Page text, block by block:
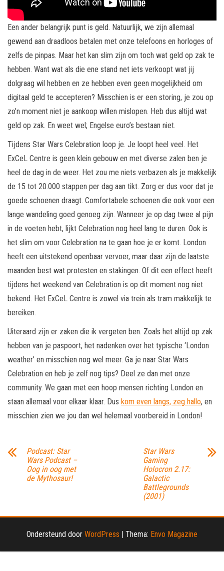
Een ander belangrijk punt is geld. Natuurlijk, we zijn allemaal
gewend aan draadloos betalen met onze telefoons en horloges of
zelfs de pinpas. Maar het kan slim zijn om toch wat geld op zak te
hebben. Want wat als die ene stand net iets verkoopt wat jij
dolgraag wil hebben en ze hebben even geen mogelijkheid om
digitaal geld te accepteren? Misschien is er een storing, je zou op
zo’n moment niet je aankoop willen mislopen. Heb dus altijd wat
geld op zak. En weet wel; Engelse euro’s bestaan niet.
Tijdens Star Wars Celebration loop je. Je loopt heel veel. Het
ExCeL Centre is geen klein gebouw en met diverse zalen ben je
heel de dag in de weer. Het zou me niets verbazen als je makkelijk
de 15 tot 20.000 stappen per dag aan tikt. Zorg er dus voor dat je
goede schoenen draagt. Comfortabele schoenen die ook voor een
lange wandeling goed genoeg zijn. Wanneer je op dag twee al pijn
in de voeten hebt, lijkt Celebration nog heel lang te duren. Ook is
het slim om voor Celebration na te gaan hoe je er komt. London
heeft een uitstekend openbaar vervoer, maar daar zijn de laatste
maanden best wat protesten en stakingen. Of dit een effect heeft
tijdens het weekend van Celebration is op dit moment nog niet
bekend. Het ExCeL Centre is zowel via trein als tram makkelijk te
bereiken.
Uiteraard zijn er zaken die ik vergeten ben. Zoals het altijd op zak
hebben van je paspoort, het nadenken over het typische ‘London
weather’ en misschien nog wel meer. Ga je naar Star Wars
Celebration en heb je zelf nog tips? Deel ze dan met onze
community. We gaan met een hoop mensen richting London en
staan allemaal voor elkaar klaar. Dus kom even langs, zeg hallo, en
misschien zien we jou dan wel helemaal voorbereid in London!
Podcast: Star
Wars Podcast –
Oog in oog met
de Mythosaur!
Star Wars
Gaming
Holocron 2.17:
Galactic
Battlegrounds
(2001)
Ondersteund door WordPress | Thema: Envo Magazine